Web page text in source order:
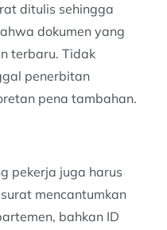
ditulis sehingga
dokumen yang
terbaru. Tidak
penerbitan
pena tambahan.
pekerja juga harus
mencantumkan
bahkan ID